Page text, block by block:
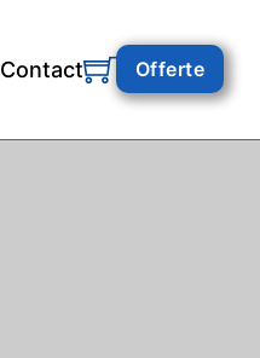
Contact Offerte